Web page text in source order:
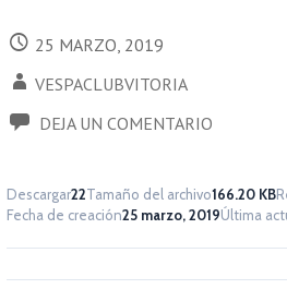
25 MARZO, 2019
VESPACLUBVITORIA
DEJA UN COMENTARIO
Descargar22Tamaño del archivo166.20 KB
Fecha de creación25 marzo, 2019Última